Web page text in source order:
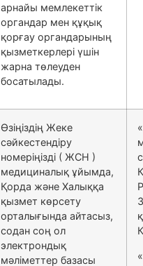
арнайы мемлекеттік
органдар мен құқық
қорғау органдарының
қызметкерлері үшін
жарна төлеуден
босатылады.
Өзіңіздің Жеке
сәйкестендіру
номеріңізді ( ЖСН )
медициналық ұйымда,
Қорда және Халыққа
қызмет көрсету
орталығында айтасыз,
содан соң ол
электрондық
мәліметтер базасы